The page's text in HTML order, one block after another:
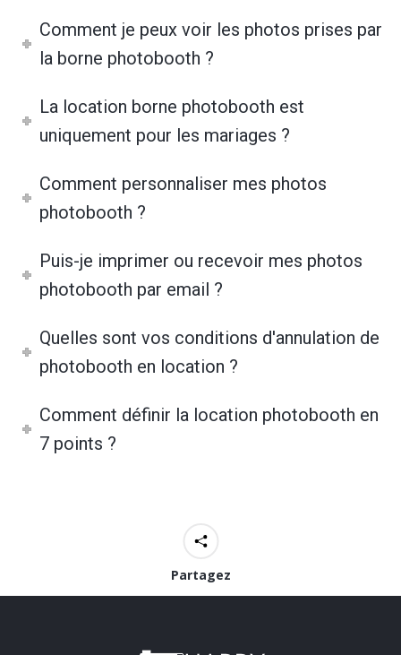
Comment je peux voir les photos prises par
la borne photobooth ?
La location borne photobooth est
uniquement pour les mariages ?
Comment personnaliser mes photos
photobooth ?
Puis-je imprimer ou recevoir mes photos
photobooth par email ?
Quelles sont vos conditions d'annulation de
photobooth en location ?
Comment définir la location photobooth en
7 points ?
Partagez